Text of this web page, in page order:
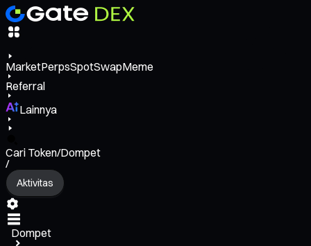
MarketPerpsSpotSwapMeme
Referral
Lainnya
Cari Token/Dompet
/
Aktivitas
Dompet